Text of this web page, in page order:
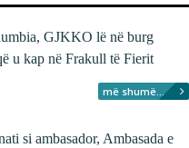
GJKKO lë në burg
u kap në Frakull të Fierit
më shumë...
si ambasador, Ambasada e